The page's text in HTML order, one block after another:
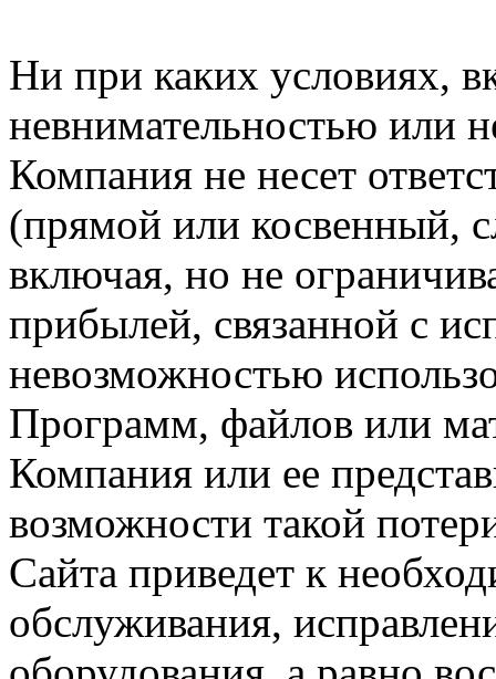
Ни при каких условиях,
невнимательностью или
Компания не несет
(прямой или косвенный,
включая, но не
прибылей, связанной с
невозможностью
Программ, файлов или
Компания или ее
возможности такой
Сайта приведет к
обслуживания,